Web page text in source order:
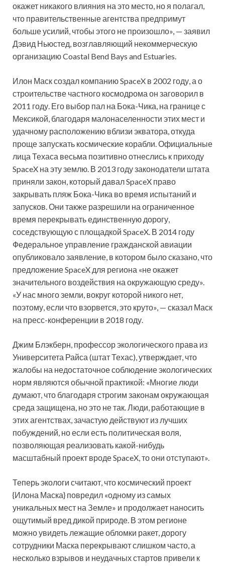
окажет никакого влияния на это место, но я полагал,
что правительственные агентства предпримут
больше усилий, чтобы этого не произошло», — заявил
Дэвид Ньюстед, возглавляющий некоммерческую
организацию Coastal Bend Bays and Estuaries.
Илон Маск создал компанию SpaceX в 2002 году, а о
строительстве частного космодрома он заговорил в
2011 году. Его выбор пал на Бока-Чика, на границе с
Мексикой, благодаря малонаселенности этих мест и
удачному расположению вблизи экватора, откуда
проще запускать космические корабли. Официальные
лица Техаса весьма позитивно отнеслись к приходу
SpaceX на эту землю. В 2013 году законодатели штата
приняли закон, который давал SpaceX право
закрывать пляж Бока-Чика во время испытаний и
запусков. Они также разрешили на ограниченное
время перекрывать единственную дорогу,
соседствующую с площадкой SpaceX. В 2014 году
Федеральное управление гражданской авиации
опубликовало заявление, в котором было сказано, что
предложение SpaceX для региона «не окажет
значительного воздействия на окружающую среду».
«У нас много земли, вокруг которой никого нет,
поэтому, если что взорвется, это круто», — сказал Маск
на пресс-конференции в 2018 году.
Джим Блэкберн, профессор экологического права из
Университета Райса (штат Техас), утверждает, что
жалобы на недостаточное соблюдение экологических
норм являются обычной практикой: «Многие люди
думают, что благодаря строгим законам окружающая
среда защищена, но это не так. Люди, работающие в
этих агентствах, зачастую действуют из лучших
побуждений, но если есть политическая воля,
позволяющая реализовать какой-нибудь
масштабный проект вроде SpaceX, то они отступают».
Теперь экологи считают, что космический проект
{Илона Маска} повредил «одному из самых
уникальных мест на Земле» и продолжает наносить
ощутимый вред дикой природе. В этом регионе
можно увидеть лежащие обломки ракет, дорогу
сотрудники Маска перекрывают слишком часто, а
несколько взрывов и неудачных стартов привели к